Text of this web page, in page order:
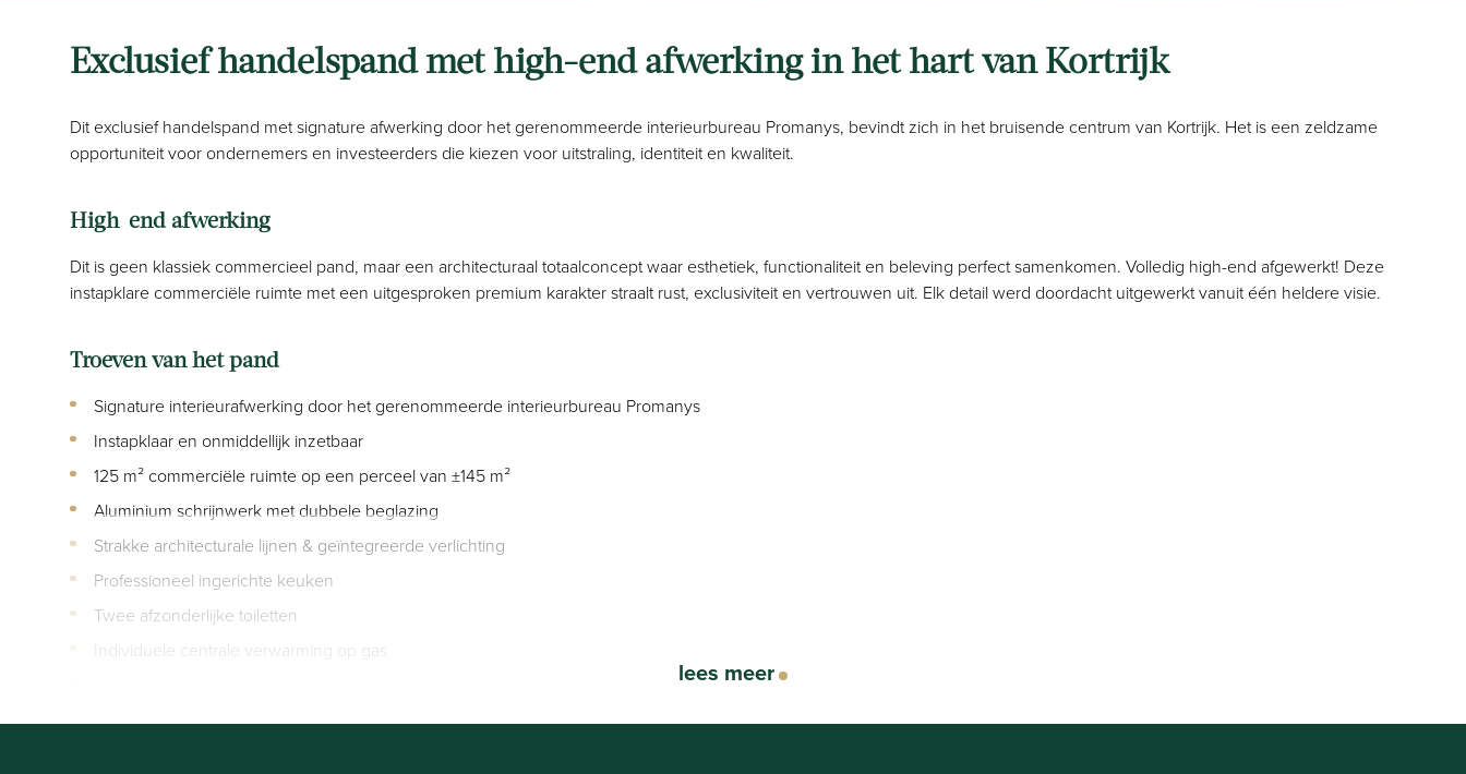
Exclusief handelspand met high-end afwerking in het hart van Kortrijk
Dit exclusief handelspand met signature afwerking door het gerenommeerde interieurbureau Promanys, bevindt zich in het bruisende centrum van Kortrijk. Het is een zeldzame
opportuniteit voor ondernemers en investeerders die kiezen voor uitstraling, identiteit en kwaliteit.
High-end afwerking
Dit is geen klassiek commercieel pand, maar een architecturaal totaalconcept waar esthetiek, functionaliteit en beleving perfect samenkomen. Volledig high-end afgewerkt! Deze
instapklare commerciële ruimte met een uitgesproken premium karakter straalt rust, exclusiviteit en vertrouwen uit. Elk detail werd doordacht uitgewerkt vanuit één heldere visie.
Troeven van het pand
Signature interieurafwerking door het gerenommeerde interieurbureau Promanys
Instapklaar en onmiddellijk inzetbaar
125 m² commerciële ruimte op een perceel van ±145 m²
Aluminium schrijnwerk met dubbele beglazing
Strakke architecturale lijnen & geïntegreerde verlichting
Professioneel ingerichte keuken
Twee afzonderlijke toiletten
Individuele centrale verwarming op gas
lees meer